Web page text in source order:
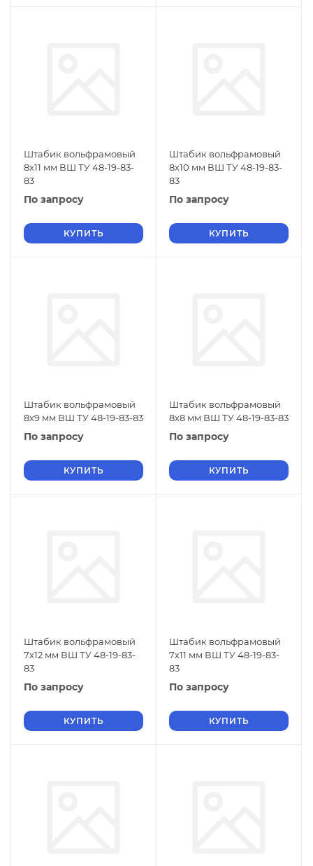
Штабик вольфрамовый
8х11 мм ВШ ТУ 48-19-83-
83
По запросу
КУПИТЬ
Штабик вольфрамовый
8х10 мм ВШ ТУ 48-19-83-
83
По запросу
КУПИТЬ
Штабик вольфрамовый
8х9 мм ВШ ТУ 48-19-83-83
По запросу
КУПИТЬ
Штабик вольфрамовый
8х8 мм ВШ ТУ 48-19-83-83
По запросу
КУПИТЬ
Штабик вольфрамовый
7х12 мм ВШ ТУ 48-19-83-
83
По запросу
КУПИТЬ
Штабик вольфрамовый
7х11 мм ВШ ТУ 48-19-83-
83
По запросу
КУПИТЬ